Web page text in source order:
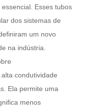
Esses tubos
dos sistemas de
um novo
na indústria.
condutividade
Ela permite uma
menos